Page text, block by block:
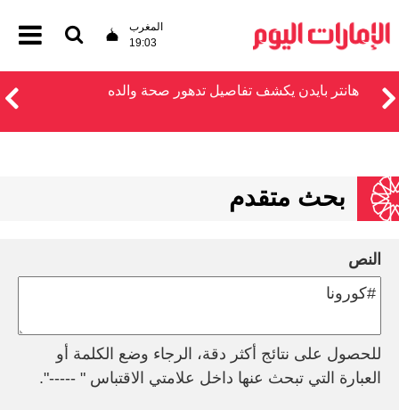
المغرب
19:03
هانتر بايدن يكشف تفاصيل تدهور صحة والده
بحث متقدم
النص
للحصول على نتائج أكثر دقة، الرجاء وضع الكلمة أو
العبارة التي تبحث عنها داخل علامتي الاقتباس " -----".